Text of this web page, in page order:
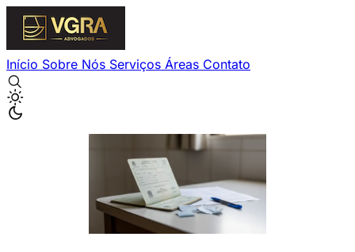
Início Sobre Nós Serviços Áreas Contato